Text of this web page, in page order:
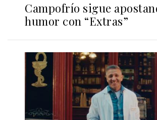
Campofrío sigue
humor con “Extras”